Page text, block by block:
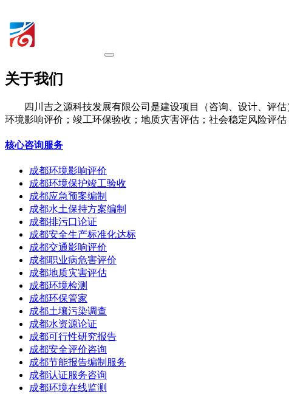
关于我们
四川吉之源科技发展有限公司是建设项目（咨询、设计、评
环境影响评价；竣工环保验收；地质灾害评估；社会稳定风险评
核心咨询服务
成都环境影响评价
成都环境保护竣工验收
成都应急预案编制
成都水土保持方案编制
成都排污口论证
成都安全生产标准化达标
成都交通影响评价
成都职业病危害评价
成都地质灾害评估
成都环境检测
成都环保管家
成都土壤污染调查
成都水资源论证
成都可行性研究报告
成都安全评价咨询
成都节能报告编制服务
成都认证服务咨询
成都环境在线监测